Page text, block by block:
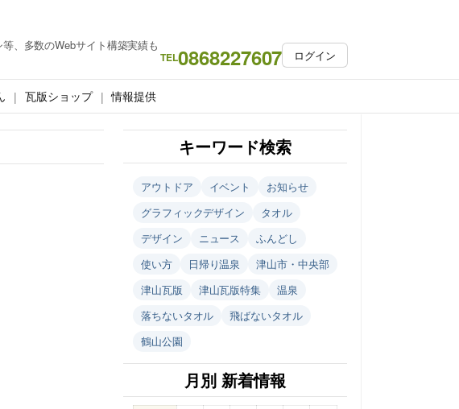
、多数のWebサイト構築実績も
TEL0868227607 ログイン
瓦版ショップ 情報提供
キーワード検索
アウトドア イベント
お知らせ
グラフィックデザイン
タオル
デザイン
ニュース
ふんどし
使い方
日帰り温泉
津山市・中央部
津山瓦版
津山瓦版特集
温泉
落ちないタオル
飛ばないタオル
鶴山公園
月別 新着情報